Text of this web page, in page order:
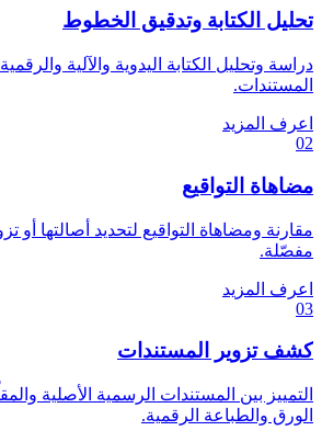
تحليل الكتابة وتدقيق الخطوط
دراسة وتحليل الكتابة اليدوية والآلية
المستندات.
اعرف المزيد
02
مضاهاة التواقيع
مقارنة ومضاهاة التواقيع لتحديد أصالتها أو
مفصّلة.
اعرف المزيد
03
كشف تزوير المستندات
التمييز بين المستندات الرسمية الأصلية
الورق والطباعة الرقمية.